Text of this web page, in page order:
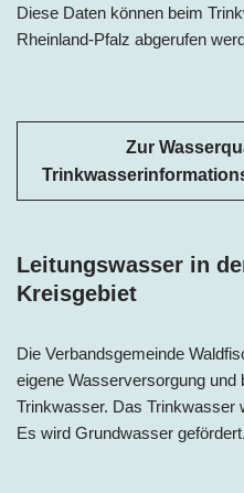
Diese Daten können beim
Rheinland-Pfalz abgerufen
Zur
Leitungswasser in
Kreisgebiet
Die Verbandsgemeinde
eigene Wasserversorgung und
Trinkwasser. Das Trinkwasser
Es wird Grundwasser gefördert.